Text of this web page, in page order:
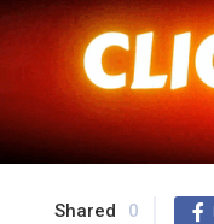
Shared 0